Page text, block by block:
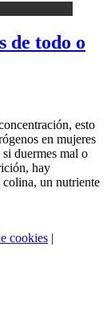
de todo o
esto
en mujeres
duermes mal o
hay
colina, un nutriente
cookies |